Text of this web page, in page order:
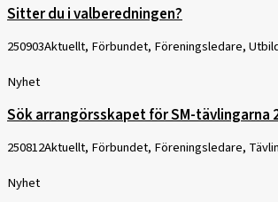
Sitter du i valberedningen?
250903Aktuellt, Förbundet, Föreningsledare,
Nyhet
Sök arrangörsskapet för SM-tävlingarna
250812Aktuellt, Förbundet, Föreningsledare,
Nyhet